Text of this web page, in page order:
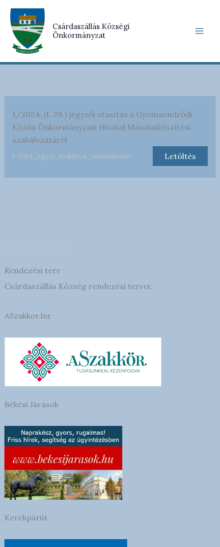
Skip
content
Csárdaszállás Községi
Önkormányzat
Rendezési terv
Csárdaszállás Község rendezési tervei:
ASzakkor.hu:
Békési Járások
Kerékpárút
1/2024. (I. 29.) jegyzői utasítás a Gyomaendrődi
Közös Önkormányzati Hivatal Másolatkészítési
szabályzatáról
1-2024_jegyzi_szablyzat_msolatksztsi Letöltés